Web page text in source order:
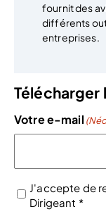
fournit des
différents
entreprises.
Télécharger
Votre e-mail
(Nécessaire)
J'accepte de
Dirigeant *